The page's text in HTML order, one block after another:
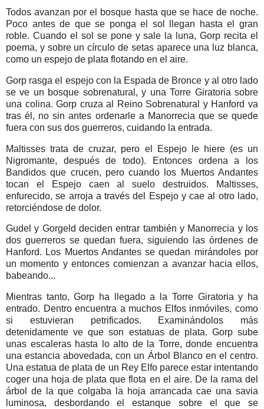
Todos avanzan por el bosque hasta que se hace de noche.
Poco antes de que se ponga el sol llegan hasta el gran
roble. Cuando el sol se pone y sale la luna, Gorp recita el
poema, y sobre un círculo de setas aparece una luz blanca,
como un espejo de plata flotando en el aire.
Gorp rasga el espejo con la Espada de Bronce y al otro lado
se ve un bosque sobrenatural, y una Torre Giratoria sobre
una colina. Gorp cruza al Reino Sobrenatural y Hanford va
tras él, no sin antes ordenarle a Manorrecia que se quede
fuera con sus dos guerreros, cuidando la entrada.
Maltisses trata de cruzar, pero el Espejo le hiere (es un
Nigromante, después de todo). Entonces ordena a los
Bandidos que crucen, pero cuando los Muertos Andantes
tocan el Espejo caen al suelo destruidos. Maltisses,
enfurecido, se arroja a través del Espejo y cae al otro lado,
retorciéndose de dolor.
Gudel y Gorgeld deciden entrar también y Manorrecia y los
dos guerreros se quedan fuera, siguiendo las órdenes de
Hanford. Los Muertos Andantes se quedan mirándoles por
un momento y entonces comienzan a avanzar hacia ellos,
babeando...
Mientras tanto, Gorp ha llegado a la Torre Giratoria y ha
entrado. Dentro encuentra a muchos Elfos inmóviles, como
si estuvieran petrificados. Examinándolos más
detenidamente ve que son estatuas de plata. Gorp sube
unas escaleras hasta lo alto de la Torre, donde encuentra
una estancia abovedada, con un Árbol Blanco en el centro.
Una estatua de plata de un Rey Elfo parece estar intentando
coger una hoja de plata que flota en el aire. De la rama del
árbol de la que colgaba la hoja arrancada cae una savia
luminosa, desbordando el estanque sobre el que se